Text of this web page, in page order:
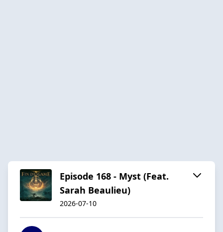
Episode 168 - Myst (Feat.
Sarah Beaulieu)
2026-07-10